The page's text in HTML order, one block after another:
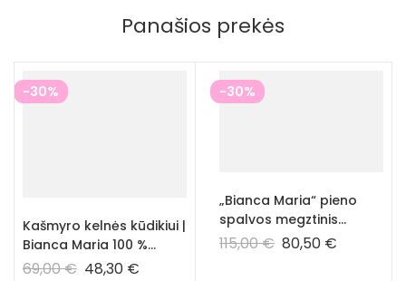
Panašios prekės
-30%
Kašmyro kelnės kūdikiui |
Bianca Maria 100 %
hipoalerginės vaikiškos
69,00€ 48,30 €
-30%
„Bianca Maria“ pieno
spalvos megztinis
kūdikiui ir vaikui – 100%
115,00€ 80,50 €